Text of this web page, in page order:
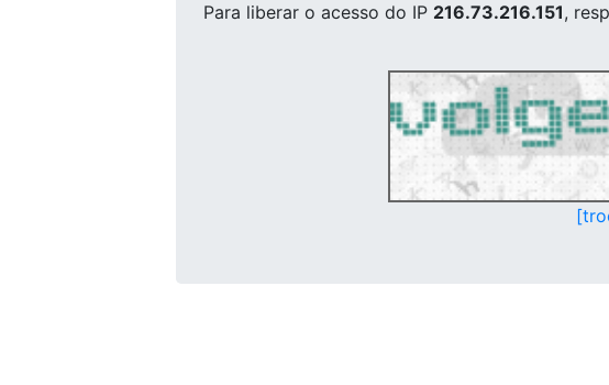
Para liberar o acesso do IP 216.73.216.151,